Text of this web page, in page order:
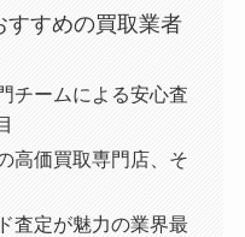
すすめの買取業者
チームによる安心査
高価買取専門店、そ
査定が魅力の業界最